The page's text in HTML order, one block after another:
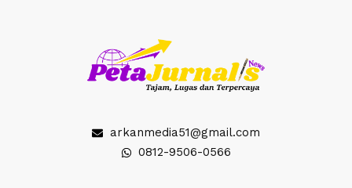
arkanmedia51@gmail.com
0812-9506-0566